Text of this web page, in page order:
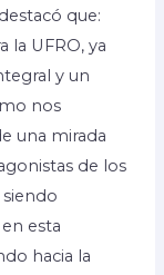
que:
la UFRO, ya
y un
nos
una mirada
de los
esta
hacia la